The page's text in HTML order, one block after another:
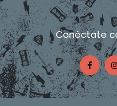
Conéctate
F
a
c
e
b
o
o
I
t
g
r